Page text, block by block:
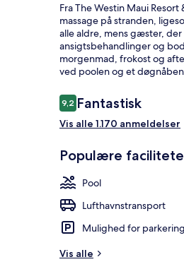
Fra The Westin Maui
massage på stranden,
alle aldre, mens gæster,
ansigtsbehandlinger og
morgenmad, frokost og
ved poolen og et
Anmeldelser
9,29,2 ud af 10.
Fantastisk
Vis alle 1.170 anmeldelser
Populære
Pool
Lufthavnstransport
Mulighed for parkering
Vis alle